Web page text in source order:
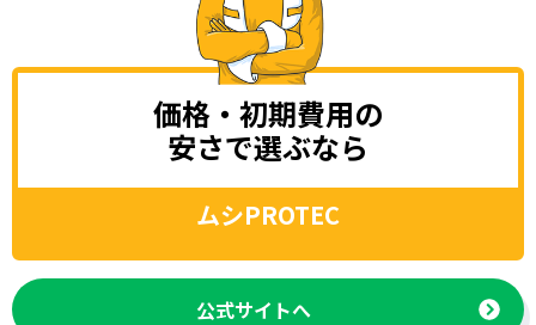
価格・初期費用の
安さで選ぶなら
ムシPROTEC
公式サイトへ